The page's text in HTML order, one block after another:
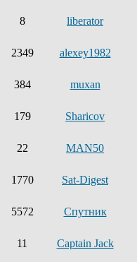
8 liberator
2349 alexey1982
384 muxan
179 Sharicov
22 MAN50
1770 Sat-Digest
5572 Спутник
11 Captain Jack